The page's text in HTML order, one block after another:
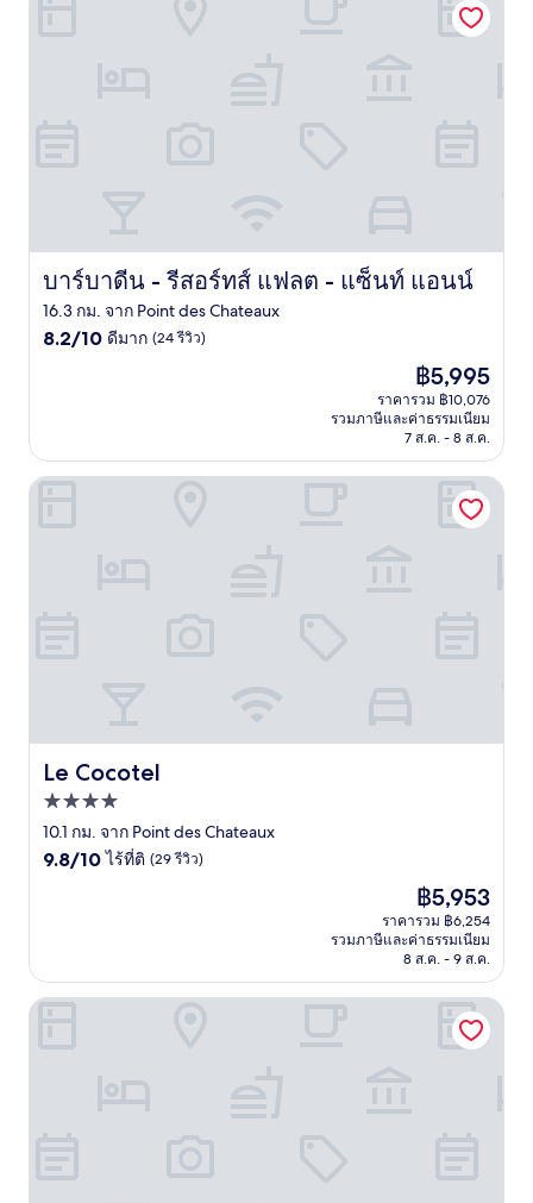
บาร์บาดีน - รีสอร์ทส์ แฟลต - แซ็นท์ แอนน์
บาร์บาดีน - รีสอร์ทส์ แฟลต - แซ็นท์ แอนน์
16.3 กม. จาก Point des Chateaux
8.2
รีวิว)
8.2/10 ดีมาก (24 รีวิว)
ราคา
ปัจจุบัน
คือ
฿5,995
฿5,995
ราคารวม ฿10,076
รวมภาษีและค่าธรรมเนียม
7 ส.ค. - 8 ส.ค.
Le Cocotel
Le Cocotel
ที่พัก
4.0
ดาว
10.1 กม. จาก Point des Chateaux
9.8
(29
รีวิว)
9.8/10 ไร้ที่ติ (29 รีวิว)
ราคา
ปัจจุบัน
คือ
฿5,953
฿5,953
ราคารวม ฿6,254
รวมภาษีและค่าธรรมเนียม
8 ส.ค. - 9 ส.ค.
Le Cocotel
เรซิเดนซ์ เดอ ลา เมทิสเซ